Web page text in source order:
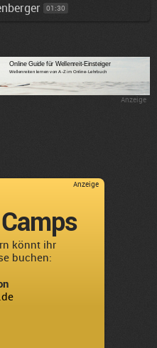
01:30
Anzeige
Anzeige
könnt ihr
buchen: